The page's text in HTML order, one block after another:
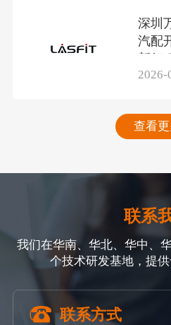
深圳
汽配
新征
2026-
查看
联系
我们在华南、华北、华中、
个技术研发基地，提
联系方式